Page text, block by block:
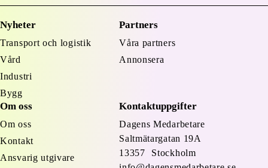
Nyheter
Transport och logistik
Vård
Industri
Bygg
Partners
Våra partners
Annonsera
Om oss
Om oss
Kontakt
Ansvarig utgivare
Kontaktuppgifter
Dagens Medarbetare
Saltmätargatan 19A
13357 Stockholm